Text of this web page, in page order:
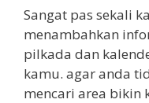
Sangat pas sekali
menambahkan
pilkada dan
kamu. agar anda
mencari area bikin